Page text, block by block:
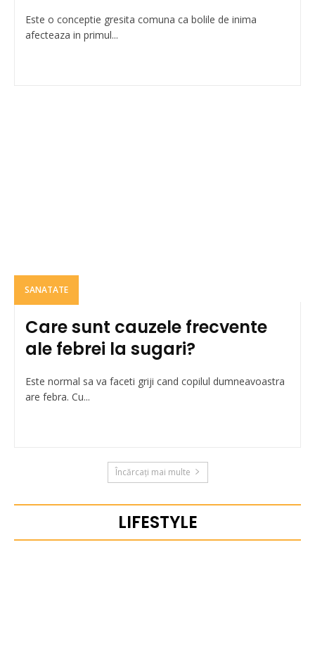
Este o conceptie gresita comuna ca bolile de inima
afecteaza in primul...
SANATATE
Care sunt cauzele frecvente
ale febrei la sugari?
Este normal sa va faceti griji cand copilul dumneavoastra
are febra. Cu...
Încărcați mai multe
LIFESTYLE